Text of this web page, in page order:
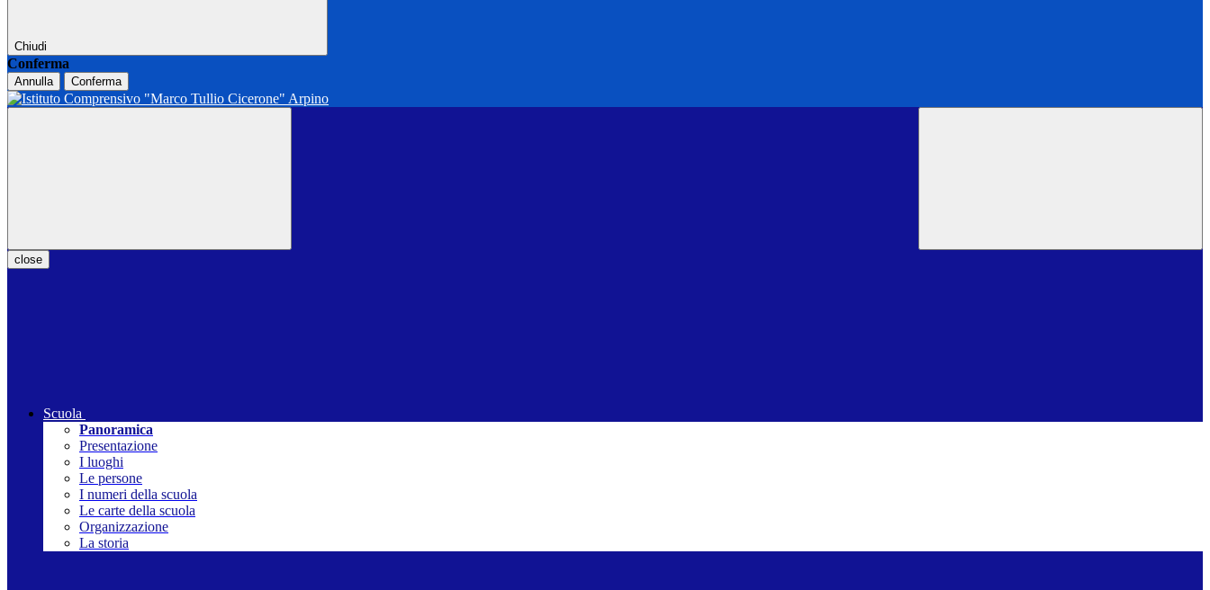
Chiudi
Conferma
Annulla Conferma
close
Scuola
Panoramica
Presentazione
I luoghi
Le persone
I numeri della scuola
Le carte della scuola
Organizzazione
La storia